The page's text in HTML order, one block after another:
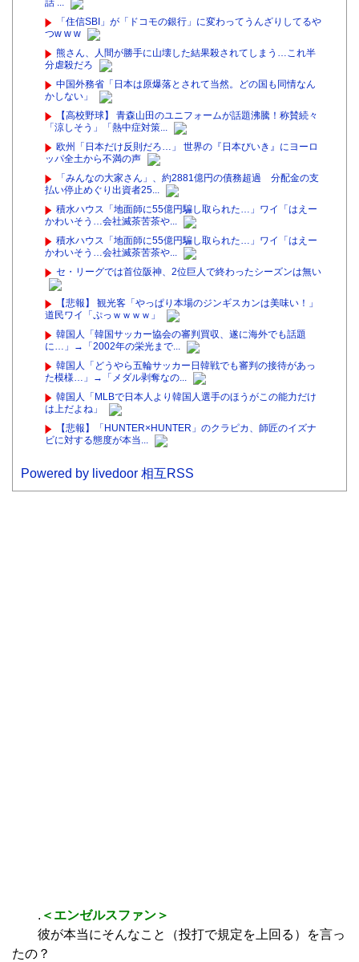
話 ...
「住信SBI」が「ドコモの銀行」に変わってうんざりしてるや
つw w w
熊さん、人間が勝手に山壊した結果殺されてしまう…これ半
分虐殺だろ
中国外務省「日本は原爆落とされて当然。どの国も同情なん
かしない」
【高校野球】 青森山田のユニフォームが話題沸騰！称賛続々
「涼しそう」「熱中症対策...
欧州「日本だけ反則だろ…」 世界の『日本びいき』にヨーロ
ッパ全土から不満の声
「みんなの大家さん」、約2881億円の債務超過 分配金の支
払い停止めぐり出資者25...
積水ハウス「地面師に55億円騙し取られた…」ワイ「はえー
かわいそう…会社滅茶苦茶や...
積水ハウス「地面師に55億円騙し取られた…」ワイ「はえー
かわいそう…会社滅茶苦茶や...
セ・リーグでは首位阪神、2位巨人で終わったシーズンは無い
【悲報】 観光客「やっぱり本場のジンギスカンは美味い！」
道民ワイ「ぷっｗｗｗｗ」
韓国人「韓国サッカー協会の審判買収、遂に海外でも話題
に…」→「2002年の栄光まで...
韓国人「どうやら五輪サッカー日韓戦でも審判の接待があっ
た模様…」→「メダル剥奪なの...
韓国人「MLBで日本人より韓国人選手のほうがこの能力だけ
は上だよね」
【悲報】「HUNTER×HUNTER」のクラピカ、師匠のイズナ
ビに対する態度が本当...
Powered by livedoor 相互RSS
. ＜エンゼルスファン＞
彼が本当にそんなこと（投打で規定を上回る）を言っ
たの？